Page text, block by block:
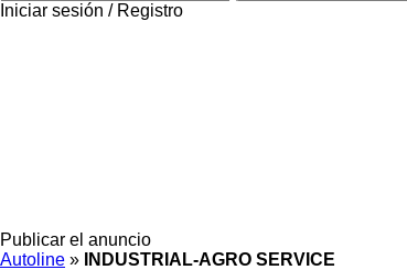
Iniciar sesión / Registro
Publicar el anuncio
Autoline » INDUSTRIAL-AGRO SERVICE